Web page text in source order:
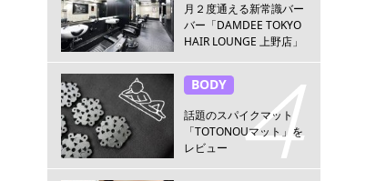
月２度通える新常識バー
バー「DAMDEE TOKYO
HAIR LOUNGE 上野店」
BODY
話題のスパイクマット
「TOTONOUマット」を
レビュー